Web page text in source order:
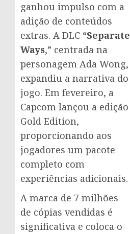
ganhou impulso com a
adição de conteúdos
extras. A DLC “Separate
Ways,” centrada na
personagem Ada Wong,
expandiu a narrativa do
jogo. Em fevereiro, a
Capcom lançou a edição
Gold Edition,
proporcionando aos
jogadores um pacote
completo com
experiências adicionais.
A marca de 7 milhões
de cópias vendidas é
significativa e coloca o